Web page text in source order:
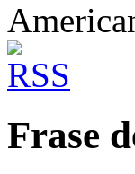
Frase